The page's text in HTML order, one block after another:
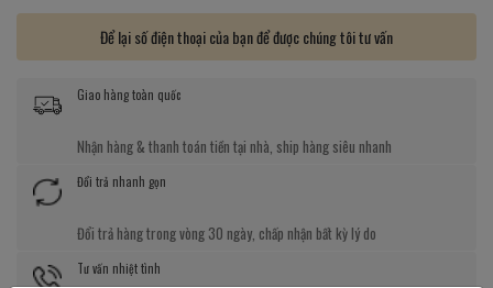
Để lại số điện thoại của bạn để được chúng tôi tư vấn
Giao hàng toàn quốc
Nhận hàng & thanh toán tiền tại nhà, ship hàng siêu nhanh
Đổi trả nhanh gọn
Đổi trả hàng trong vòng 30 ngày, chấp nhận bất kỳ lý do
Tư vấn nhiệt tình